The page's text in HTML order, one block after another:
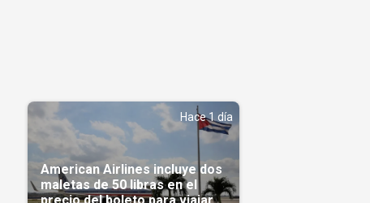
Hace 1 día
American Airlines incluye dos
maletas de 50 libras en el